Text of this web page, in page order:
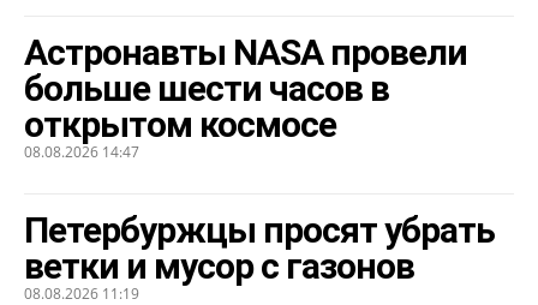
Астронавты NASA провели
больше шести часов в
открытом космосе
08.08.2026 14:47
Петербуржцы просят убрать
ветки и мусор с газонов
08.08.2026 11:19